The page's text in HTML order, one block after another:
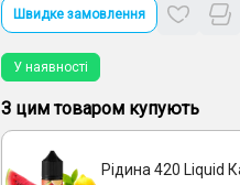
Швидке замовлення
У наявності
З цим товаром купують
Рідина 420 Liquid